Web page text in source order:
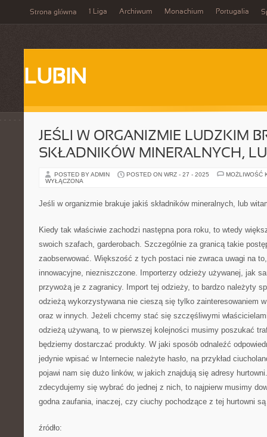
Strona główna 1 Liga Archiwum Monachium Portugalia
LUBIN
JEŚLI W ORGANIZMIE LUDZKIM
SKŁADNIKÓW MINERALNYCH,
POSTED BY ADMIN POSTED ON WRZ - 27 - 2025
MOŻLIWOŚĆ
WYŁĄCZONA
Jeśli w organizmie brakuje jakiś składników mineralnych, lub
Kiedy tak właściwie zachodzi następna pora roku, to wtedy
swoich szafach, garderobach. Szczególnie za granicą takie
zaobserwować. Większość z tych postaci nie zwraca uwagi na
innowacyjne, niezniszczone. Importerzy odzieży używanej, jak
przywożą je z zagranicy. Import tej odzieży, to bardzo należyty
odzieżą wykorzystywana nie cieszą się tylko zainteresowaniem
oraz w innych. Jeżeli chcemy stać się szczęśliwymi
odzieżą używaną, to w pierwszej kolejności musimy poszukać
będziemy dostarczać produkty. W jaki sposób odnaleźć
jedynie wpisać w Internecie należyte hasło, na przykład
pojawi nam się dużo linków, w jakich znajdują się adresy
zdecydujemy się wybrać do jednej z nich, to najpierw musimy
godna zaufania, inaczej, czy ciuchy pochodzące z tej hurtowni
źródło: